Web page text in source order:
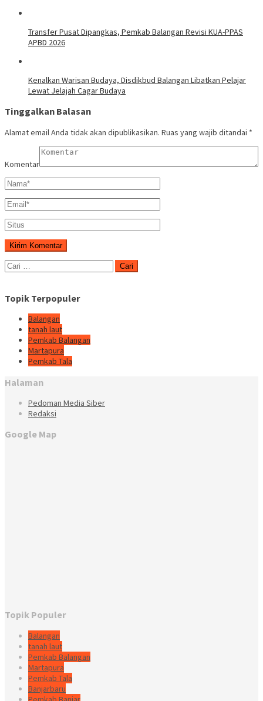
Transfer Pusat Dipangkas, Pemkab Balangan Revisi KUA-PPAS
APBD 2026
Kenalkan Warisan Budaya, Disdikbud Balangan Libatkan Pelajar
Lewat Jelajah Cagar Budaya
Tinggalkan Balasan
Alamat email Anda tidak akan dipublikasikan. Ruas yang wajib ditandai *
Komentar
Cari
untuk:
Topik Terpopuler
Balangan
tanah laut
Pemkab Balangan
Martapura
Pemkab Tala
Halaman
Pedoman Media Siber
Redaksi
Google Map
Topik Populer
Balangan
tanah laut
Pemkab Balangan
Martapura
Pemkab Tala
Banjarbaru